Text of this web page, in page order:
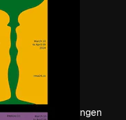
Reviews
Suchtrends
Veranstaltungen